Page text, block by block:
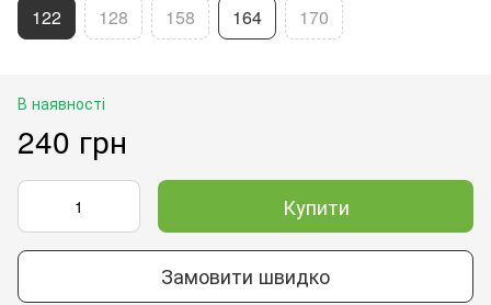
122 128 158 164 170
В наявності
240 грн
Купити
Замовити швидко